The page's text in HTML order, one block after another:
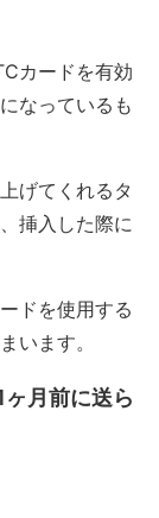
カードを有効
なっているも
げてくれるタ
挿入した際に
ドを使用する
います。
月前に送ら